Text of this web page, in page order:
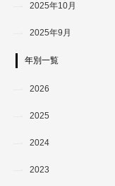
2025年10月
2025年9月
年別一覧
2026
2025
2024
2023